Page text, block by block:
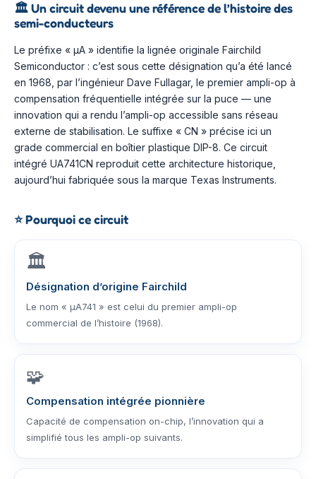
🏛️Un circuit devenu une référence de l’histoire des
semi-conducteurs
Le préfixe « µA » identifie la lignée originale Fairchild
Semiconductor : c’est sous cette désignation qu’a été lancé
en 1968, par l’ingénieur Dave Fullagar, le premier ampli-op à
compensation fréquentielle intégrée sur la puce — une
innovation qui a rendu l’ampli-op accessible sans réseau
externe de stabilisation. Le suffixe « CN » précise ici un
grade commercial en boîtier plastique DIP-8. Ce circuit
intégré UA741CN reproduit cette architecture historique,
aujourd’hui fabriquée sous la marque Texas Instruments.
⭐Pourquoi ce circuit
🏛️
Désignation d’origine Fairchild
Le nom « µA741 » est celui du premier ampli-op
commercial de l’histoire (1968).
🧩
Compensation intégrée pionnière
Capacité de compensation on-chip, l’innovation qui a
simplifié tous les ampli-op suivants.